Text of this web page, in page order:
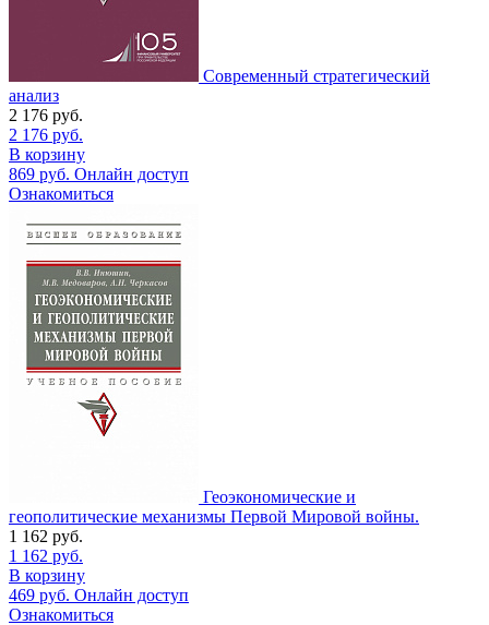
Современный стратегический
анализ
2 176 руб.
2 176 руб.
В корзину
869 руб. Онлайн доступ
Ознакомиться
Геоэкономические и
геополитические механизмы Первой Мировой войны.
1 162 руб.
1 162 руб.
В корзину
469 руб. Онлайн доступ
Ознакомиться